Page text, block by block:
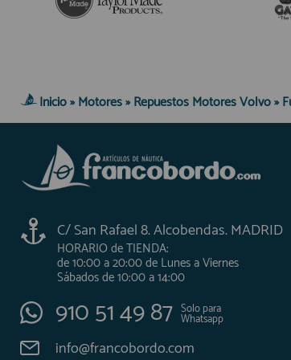
INFORMACION
910 60 71 03
HORARIO de TIENDA:
de 10:00 a 20:00 de Lunes a Viernes
910 51 49 87 Solo para
Whatsapp
info@francobordo.com
Inicio» Motores» Repuestos Motores Volvo»
C/ San Rafael 8. Alcobendas. MADRID
HORARIO de TIENDA:
de 10:00 a 20:00 de Lunes a Viernes
Sábados de 10:00 a 14:00
910 51 49 87 Solo para
Whatsapp
info@francobordo.com